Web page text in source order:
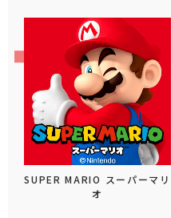
SUPER MARIO スーパーマリ
オ